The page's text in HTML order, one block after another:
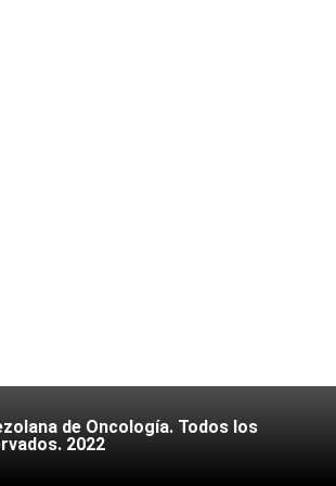
de Oncología. Todos los
2022